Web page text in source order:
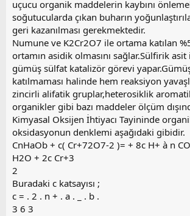
uçucu organik maddelerin kaybını
soğutucularda çıkan buharın
geri kazanılması gerekmektedir.
Numune ve K2Cr2O7 ile ortama katılan
ortamın asidik olmasını sağlar.Sülfirik
gümüş sülfat katalizör görevi
katılmaması halinde hem reaksiyon
zincirli alifatik gruplar,heterosiklik
organikler gibi bazı maddeler ölçüm
Kimyasal Oksijen İhtiyacı Tayininde
oksidasyonun denklemi aşağıdaki gibidir.
CnHaOb + c( Cr+72O7-2 )= + 8c H+ à n
H2O + 2c Cr+3
2
Buradaki c katsayısı ;
c = . 2 . n + . a . _ . b .
3 6 3